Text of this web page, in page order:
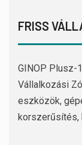
FRISS
GINOP Plusz-
Vállalkozási
eszközök,
korszerűsítés,